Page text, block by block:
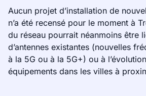
Aucun projet d’installation de
n’a été recensé pour le moment à
du réseau pourrait néanmoins être
d’antennes existantes (nouvelles
à la 5G ou à la 5G+) ou à
équipements dans les villes à